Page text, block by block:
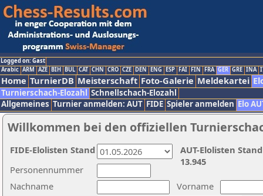
Logged on: Gast
Arabic ARM AZE BIH BUL CAT CHN CRO CZE DEN ENG ESP FAI FIN FRA GER GRE INA
Home TurnierDB Meisterschaft Foto-Galerie Meldekartei
Turnierschach-Elozahl Schnellschach-Elozahl
Allgemeines Turnier anmelden: AUT FIDE Spieler anmelden Elo
Willkommen bei den offiziellen
Nachname
Vorname
Personennummer
AUT-Elolisten
13.945
FIDE-Elolisten Stand